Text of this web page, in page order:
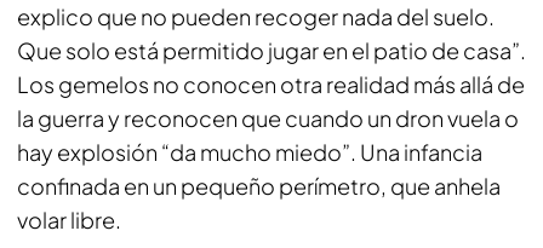
explico que no pueden recoger nada del suelo.
Que solo está permitido jugar en el patio de casa”.
Los gemelos no conocen otra realidad más allá de
la guerra y reconocen que cuando un dron vuela o
hay explosión “da mucho miedo”. Una infancia
confinada en un pequeño perímetro, que anhela
volar libre.